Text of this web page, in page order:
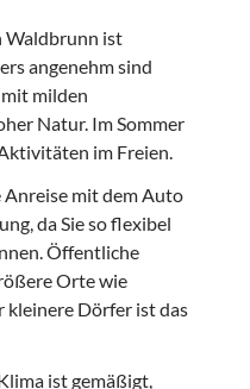
Waldbrunn ist
angenehm sind
milden
Natur. Im Sommer
im Freien.
Anreise mit dem Auto
da Sie so flexibel
Öffentliche
Orte wie
kleinere Dörfer ist das
ist gemäßigt,